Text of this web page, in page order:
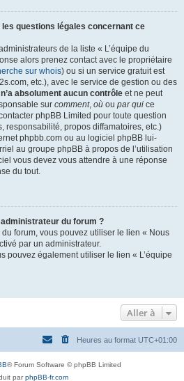
questions légales concernant ce
de la liste « L’équipe du
alors prenez contact avec le propriétaire
sur whois) ou si un service gratuit est
etc.), avec le service de gestion ou des
n’a absolument aucun contrôle et ne peut
sur comment, où ou par qui ce
phpBB Limited pour toute question
responsabilité, propos diffamatoires, etc.)
phpbb.com ou au logiciel phpBB lui-
au groupe phpBB à propos de l’utilisation
vous devez vous attendre à une réponse
du tout.
du forum ?
forum, vous pouvez utiliser le lien « Nous
par un administrateur.
pouvez également utiliser le lien « L’équipe
Aller à
Heures au format UTC+01:00
® Forum Software © phpBB Limited
parphpBB-fr.com